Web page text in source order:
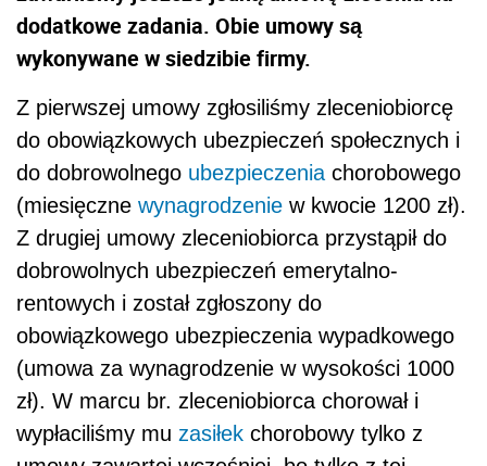
dodatkowe zadania. Obie umowy są
wykonywane w siedzibie firmy.
Z pierwszej umowy zgłosiliśmy zleceniobiorcę
do obowiązkowych ubezpieczeń społecznych i
do dobrowolnego ubezpieczenia chorobowego
(miesięczne wynagrodzenie w kwocie 1200 zł).
Z drugiej umowy zleceniobiorca przystąpił do
dobrowolnych ubezpieczeń emerytalno-
rentowych i został zgłoszony do
obowiązkowego ubezpieczenia wypadkowego
(umowa za wynagrodzenie w wysokości 1000
zł). W marcu br. zleceniobiorca chorował i
wypłaciliśmy mu zasiłek chorobowy tylko z